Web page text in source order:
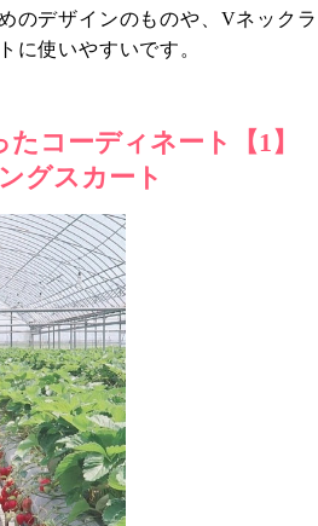
のデザインのものや、Vネックラ
に使いやすいです。
コーディネート【1】
グスカート